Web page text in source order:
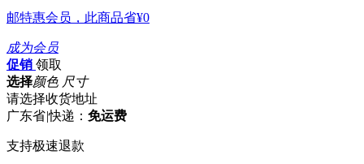
邮特惠会员，此商品省¥0
成为会员
促销 领取
选择颜色 尺寸
请选择收货地址
广东省|快递： 免运费
支持极速退款